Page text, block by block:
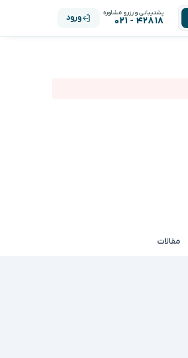
پشتیبانی و رزرو مشاوره
۴۲۸۱۸ - ۰۲۱ ورود
مقالات